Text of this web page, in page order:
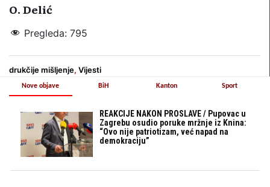
O. Delić
Pregleda: 795
drukčije mišljenje, Vijesti
Nove objave
REAKCIJE NAKON PROSLAVE / Pupovac u
Zagrebu osudio poruke mržnje iz Knina:
“Ovo nije patriotizam, već napad na
demokraciju”
BiH Kanton Sport